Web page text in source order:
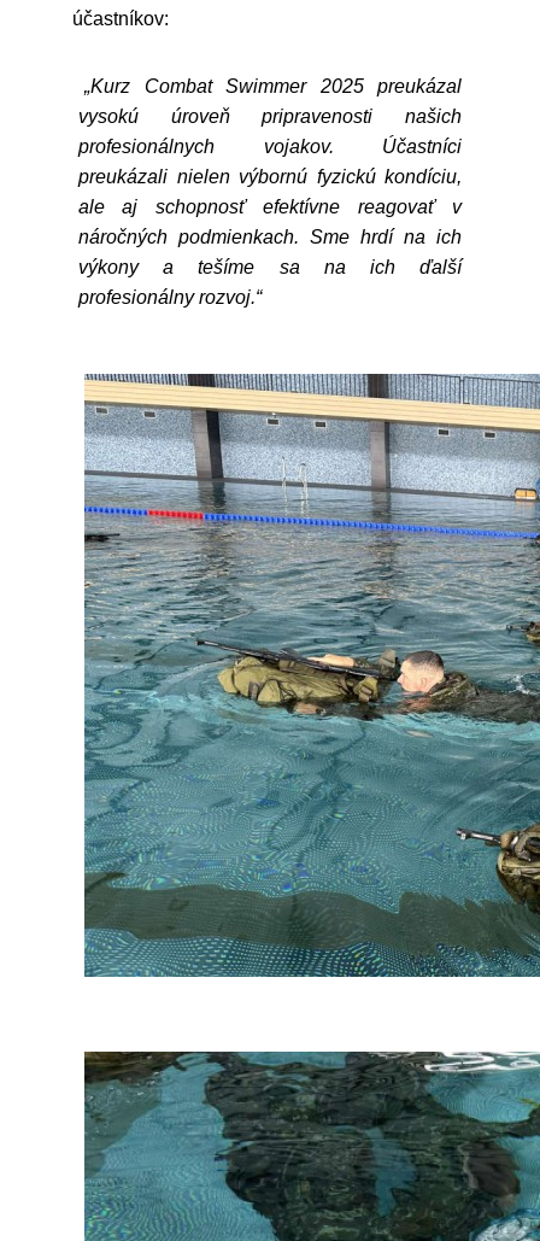
účastníkov:
„Kurz Combat Swimmer 2025 preukázal
vysokú úroveň pripravenosti našich
profesionálnych vojakov. Účastníci
preukázali nielen výbornú fyzickú kondíciu,
ale aj schopnosť efektívne reagovať v
náročných podmienkach. Sme hrdí na ich
výkony a tešíme sa na ich ďalší
profesionálny rozvoj.“